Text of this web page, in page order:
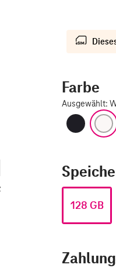
Farbe
Ausgewählt:
Schwarz
128 GB